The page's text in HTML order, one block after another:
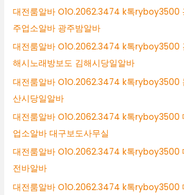
대전룸알바 O1O.2062.3474 k톡ryboy3500
주업소알바 광주밤알바
대전룸알바 O1O.2062.3474 k톡ryboy3500
해시노래방보도 김해시당일알바
대전룸알바 O1O.2062.3474 k톡ryboy3500
산시당일알바
대전룸알바 O1O.2062.3474 k톡ryboy3500
업소알바 대구보도사무실
대전룸알바 O1O.2062.3474 k톡ryboy3500
전바알바
대전룸알바 O1O.2062.3474 k톡ryboy3500